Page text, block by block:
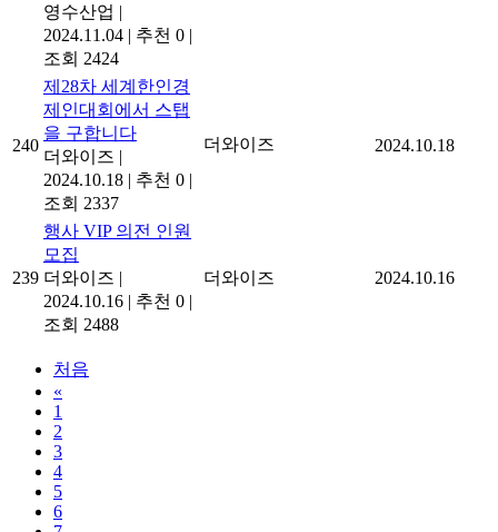
영수산업 |
2024.11.04 | 추천 0 |
조회 2424
240
제28차 세계한인경
제인대회에서 스탭
을 구합니다
더와이즈 |
2024.10.18 | 추천 0 |
조회 2337
더와이즈 2024.10.18
239
행사 VIP 의전 인원
모집
더와이즈 |
2024.10.16 | 추천 0 |
조회 2488
더와이즈 2024.10.16
처음
«
1
2
3
4
5
6